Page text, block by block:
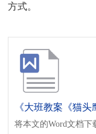
方式。
《大班教案《猫头
将本文的Word文档